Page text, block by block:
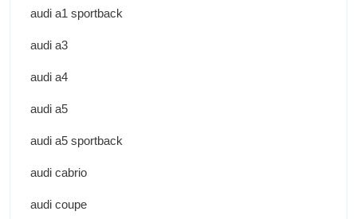
audi a1 sportback
audi a3
audi a4
audi a5
audi a5 sportback
audi cabrio
audi coupe